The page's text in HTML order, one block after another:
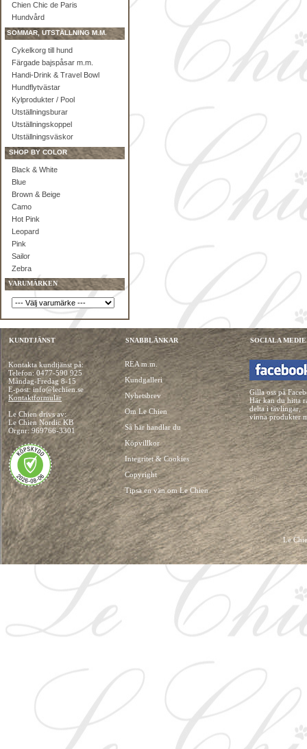
Chien Chic de Paris
Hundvård
SOMMAR, UTSTÄLLNING M.M.
Cykelkorg till hund
Färgade bajspåsar m.m.
Handi-Drink & Travel Bowl
Hundflytvästar
Kylprodukter / Pool
Utställningsburar
Utställningskoppel
Utställningsväskor
SHOP BY COLOR
Black & White
Blue
Brown & Beige
Camo
Hot Pink
Leopard
Pink
Sailor
Zebra
VARUMÄRKEN
KUNDTJÄNST
Kontakta kundtjänst på:
Telefon:0477-590 925
Måndag-Fredag 8-15
E-post: info@lechien.se
Kontaktformulär
Le Chien drivs av:
Le Chien Nordic KB
Orgnr: 969766-3301
SNABBLÄNKAR
REA m.m.
Kundgalleri
Nyhetsbrev
Om Le Chien
Så här handlar du
Köpvillkor
Integritet & Cookies
Copyright
Tipsa en vän om Le Chien
SOCIALA
Gilla oss på
Här kan du hitta
delta i tävlingar,
vinna produkter
Le
HUNDKLÄDER, HUNDVÄSKOR, HUNDACCESSOARER, HUND KLÄDER,